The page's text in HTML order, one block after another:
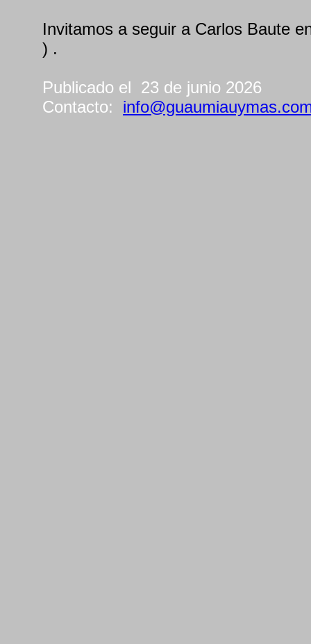
Invitamos a seguir a Carlos Baute
) .
Publicado el 23 de junio 2026
Contacto: